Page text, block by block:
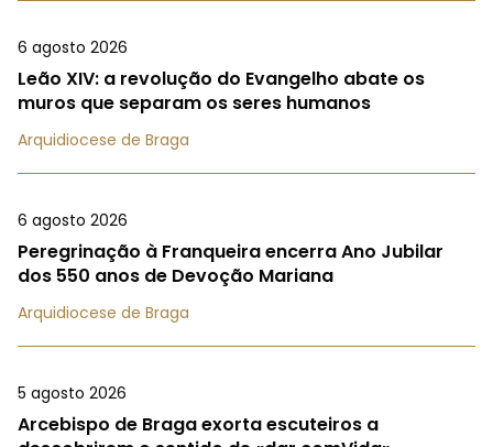
6 agosto 2026
Leão XIV: a revolução do Evangelho abate os
muros que separam os seres humanos
Arquidiocese de Braga
6 agosto 2026
Peregrinação à Franqueira encerra Ano Jubilar
dos 550 anos de Devoção Mariana
Arquidiocese de Braga
5 agosto 2026
Arcebispo de Braga exorta escuteiros a